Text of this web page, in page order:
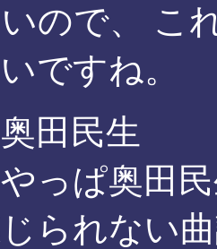
ので、 こ
ですね。
田民生
っぱ奥田
られない